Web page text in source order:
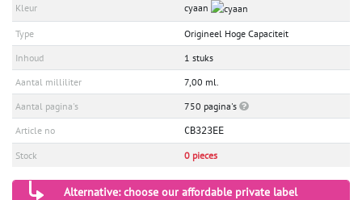
Kleur cyaan
Type
Origineel Hoge Capaciteit
Inhoud
1 stuks
Aantal milliliter
7,00 ml.
Aantal pagina's
750 pagina's
Article no
CB323EE
Stock 0 pieces
Alternative: choose our affordable private label